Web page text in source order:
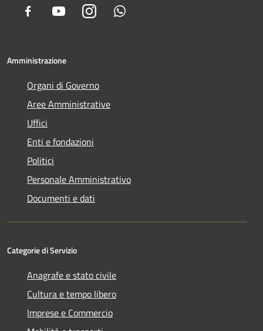
Facebook YoutubeInstagram
Amministrazione
Organi di Governo
Aree Amministrative
Uffici
Enti e fondazioni
Politici
Personale Amministrativo
Documenti e dati
Categorie di Servizio
Anagrafe e stato civile
Cultura e tempo libero
Imprese e Commercio